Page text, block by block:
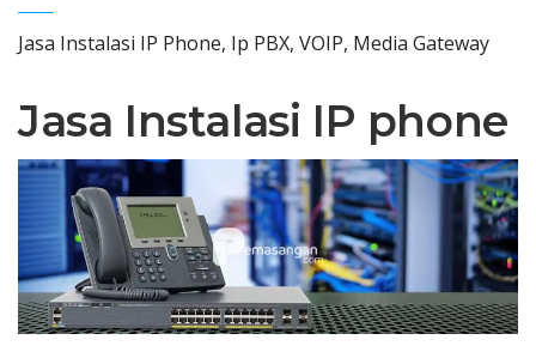
Jasa Instalasi IP Phone, Ip PBX, VOIP, Media Gateway
Jasa Instalasi IP phone